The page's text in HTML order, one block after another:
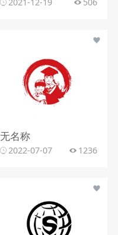
无名称
2022-07-07 1236